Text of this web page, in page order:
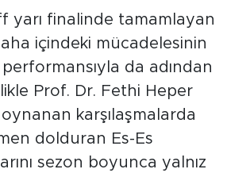
yarı finalinde tamamlayan
içindeki mücadelesinin
da adından
Prof. Dr. Fethi Heper
karşılaşmalarda
dolduran Es-Es
sezon boyunca yalnız